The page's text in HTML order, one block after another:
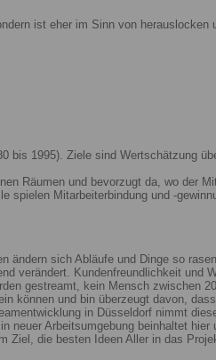
ist eher im Sinn von herauslocken
bis 1995). Ziele sind Wertschätzung
Räumen und bevorzugt da, wo der
spielen Mitarbeiterbindung und -
ändern sich Abläufe und Dinge so
verändert. Kundenfreundlichkeit und
gestreamt, kein Mensch zwischen
können und bin überzeugt davon,
in Düsseldorf nimmt
neuer Arbeitsumgebung beinhaltet
Ziel, die besten Ideen Aller in das